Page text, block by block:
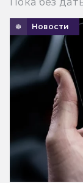
Новости